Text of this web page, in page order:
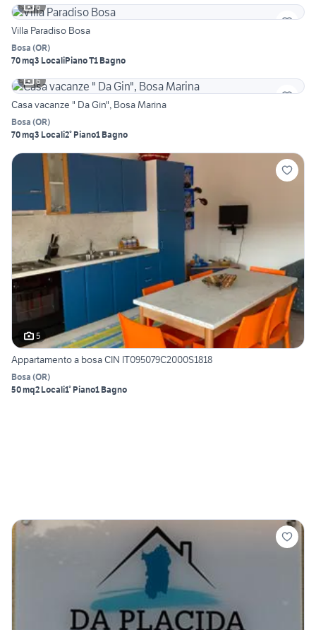
6
Villa Paradiso Bosa
Bosa (OR)
70 mq3 LocaliPiano T1 Bagno
6
Casa vacanze " Da Gin", Bosa Marina
Bosa (OR)
70 mq3 Locali2° Piano1 Bagno
5
Appartamento a bosa CIN IT095079C2000S1818
Bosa (OR)
50 mq2 Locali1° Piano1 Bagno